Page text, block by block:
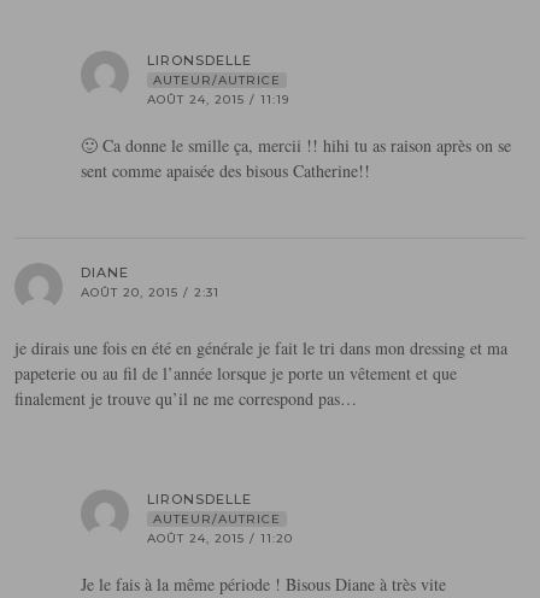
LIRONSDELLE
AUTEUR/AUTRICE
AOÛT 24, 2015 / 11:19
🙂 Ca donne le smille ça, mercii !! hihi tu as raison après on se
sent comme apaisée des bisous Catherine!!
DIANE
AOÛT 20, 2015 / 2:31
je dirais une fois en été en générale je fait le tri dans mon dressing et ma
papeterie ou au fil de l’année lorsque je porte un vêtement et que
finalement je trouve qu’il ne me correspond pas…
LIRONSDELLE
AUTEUR/AUTRICE
AOÛT 24, 2015 / 11:20
Je le fais à la même période ! Bisous Diane à très vite